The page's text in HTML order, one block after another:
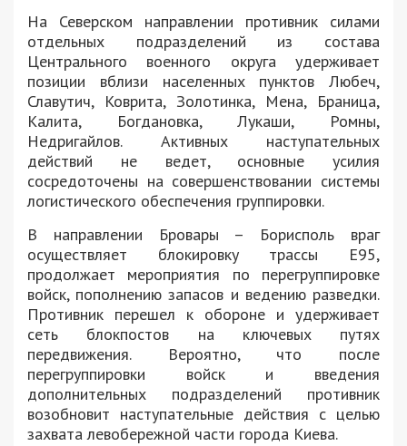
На Северском направлении противник силами
отдельных подразделений из состава
Центрального военного округа удерживает
позиции вблизи населенных пунктов Любеч,
Славутич, Коврита, Золотинка, Мена, Браница,
Калита, Богдановка, Лукаши, Ромны,
Недригайлов. Активных наступательных
действий не ведет, основные усилия
сосредоточены на совершенствовании системы
логистического обеспечения группировки.
В направлении Бровары – Борисполь враг
осуществляет блокировку трассы Е95,
продолжает мероприятия по перегруппировке
войск, пополнению запасов и ведению разведки.
Противник перешел к обороне и удерживает
сеть блокпостов на ключевых путях
передвижения. Вероятно, что после
перегруппировки войск и введения
дополнительных подразделений противник
возобновит наступательные действия с целью
захвата левобережной части города Киева.